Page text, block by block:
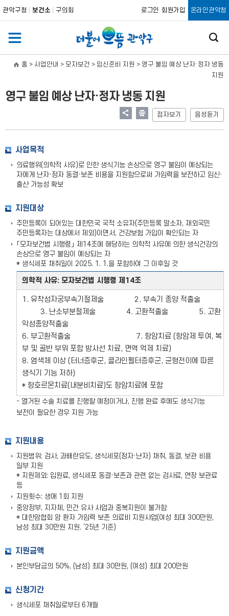
관악구청 보건소 구의회 로그인 회원가입 온라인관악청
홈 > 사업안내 > 모자보건 > 임신준비 지원 > 영구 불임 예상 난자·정자 냉동
지원
영구 불임 예상 난자·정자 냉동 지원
점자보기 음성듣기
사업목적
의료행위(의학적 사유)로 인한 생식기능 손상으로 영구 불임이 예상되는
자에게 난자·정자 동결·보존 비용을 지원함으로써 가임력을 보전하고 임신·
출산 가능성 확보
지원대상
주민등록이 되어있는 대한민국 국적 소유자(주민등록 말소자, 재외국민
주민등록자는 대상에서 제외)이면서, 건강보험 가입이 확인되는 자
「모자보건법 시행령」 제14조에 해당하는 의학적 사유에 의한 생식건강의
손상으로 영구 불임이 예상되는 자
* 생식세포 채취일이 2025. 1. 1.을 포함하여 그 이후일 것
의학적 사유: 모자보건법 시행령 제14조
1. 유착성자궁부속기절제술 2. 부속기 종양 적출술
3. 난소부분절제술 4. 고환적출술 5. 고환
악성종양적출술
6. 부고환적출술 7. 항암치료 (항암제 투여, 복
부 및 골반 부위 포함 방사선 치료, 면역 억제 치료)
8. 염색체 이상 (터너증후군, 클라인펠터증후군, 균형전이에 따른
생식기 기능 저하)
* 항호르몬치료(내분비치료)도 항암치료에 포함
- 열거된 수술 치료를 진행할 예정이거나, 진행 완료 후에도 생식기능
보전이 필요한 경우 지원 가능
지원내용
지원범위: 검사, 과배란유도, 생식세포(정자·난자) 채취, 동결, 보관 비용
일부 지원
* 지원제외: 입원료, 생식세포 동결·보존과 관련 없는 검사료, 연장 보관료
등
지원횟수: 생애 1회 지원
중앙정부, 지자체, 민간 유사 사업과 중복지원이 불가함
* 대한암협회 암 환자 가임력 보존 의료비 지원사업(여성 최대 300만원,
남성 최대 30만원 지원. ‘25년 기준)
지원금액
본인부담금의 50%, (남성) 최대 30만원, (여성) 최대 200만원
신청기간
생식세포 채취일로부터 6개월